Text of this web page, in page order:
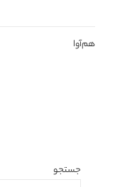
هم‌آوا
جستجو